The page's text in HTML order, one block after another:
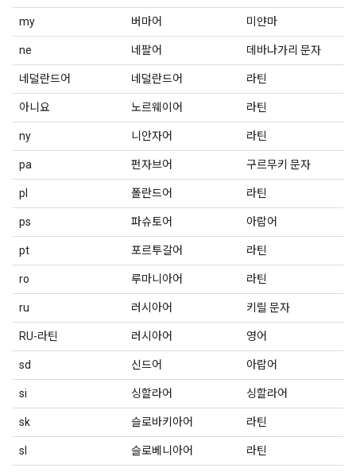
my 버마어 미얀마
ne 네팔어 데바나가리 문자
네덜란드어 네덜란드어 라틴
아니요 노르웨이어 라틴
ny 니안자어 라틴
pa 펀자브어 구르무키 문자
pl 폴란드어 라틴
ps 파슈토어 아랍어
pt 포르투갈어 라틴
ro 루마니아어 라틴
ru 러시아어 키릴 문자
RU-라틴 러시아어 영어
sd 신드어 아랍어
si 싱할라어 싱할라어
sk 슬로바키아어 라틴
sl 슬로베니아어 라틴